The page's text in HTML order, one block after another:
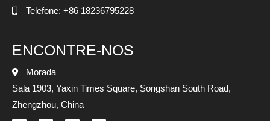
Telefone: +86 18236795228
ENCONTRE-NOS
Morada
Sala 1903, Yaxin Times Square, Songshan South Road,
Zhengzhou, China